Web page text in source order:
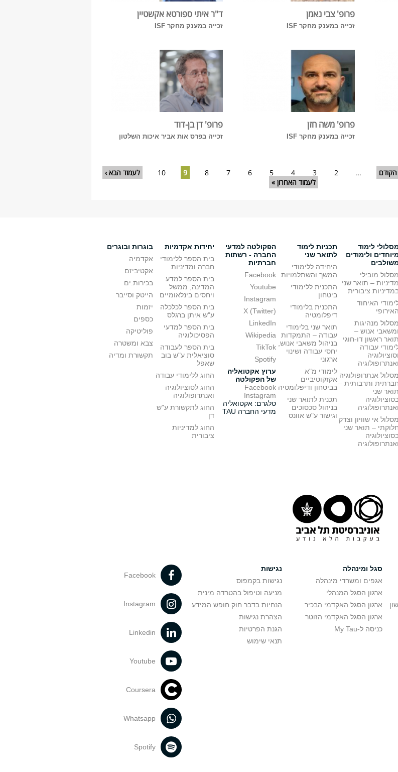
פרופ' צבי נאמן
זכייה במענק מחקר ISF
ד"ר איתי ספורטא אקשטיין
זכייה במענק מחקר ISF
פרופ' משה חזן
זכייה במענק מחקר ISF
פרופ' דן בן-דוד
זכייה בפרס אות אביר איכות השלטון
…
2
3
4
5
6
7
8
9
10
לעמוד הבא ›
לעמוד האחרון »
מסלולי לימוד
מיוחדים ולימודים
משולבים
מסלול מובילי
מדיניות – תואר שני
במדיניות ציבורית
האיחוד
האירופי
מסלול מנהיגות
ומשאבי אנוש –
תואר ראשון דו-חוגי
עבודה
וסוציולוגיה
ואנתרופולוגיה
מסלול אנתרופולוגיה
חברתית ותרבותית –
תואר שני
בסוציולוגיה
ואנתרופולוגיה
מסלול אי שוויון וצדק
חלוקתי – תואר שני
בסוציולוגיה
ואנתרופולוגיה
תכניות לימוד
לתואר שני
היחידה ללימודי
המשך והשתלמויות
התכנית ללימודי
ביטחון
התכנית בלימודי
דיפלומטיה
תואר שני בלימודי
עבודה – התמקדות
בניהול משאבי אנוש,
יחסי עבודה ושינוי
ארגוני
לימודי מ"א
אקזקוטיביים
בביטחון ודיפלומטיה
תכנית לתואר שני
בניהול סכסוכים
וגישור ע"ש אוונס
הפקולטה למדעי
החברה - רשתות
חברתיות
Facebook
Youtube
Instagram
X (Twitter)
LinkedIn
Wikipedia
TikTok
Spotify
ערוץ אקטואליה
של הפקולטה
Facebook
Instagram
טלגרם: אקטואליה
מדעי החברה TAU
יחידות אקדמיות
בית הספר ללימודי
חברה ומדיניות
בית הספר למדע
המדינה, ממשל
ויחסים בינלאומיים
בית הספר לכלכלה
ע"ש איתן ברגלס
בית הספר למדעי
הפסיכולוגיה
בית הספר לעבודה
סוציאלית ע"ש בוב
שאפל
החוג ללימודי עבודה
החוג לסוציולוגיה
ואנתרופולוגיה
החוג לתקשורת ע"ש
דן
החוג למדיניות
ציבורית
בוגרות ובוגרים
אקדמיה
אקטיביזם
בכירות.ים
הייטק וסייבר
יזמות
כספים
פוליטיקה
צבא ומשטרה
תקשורת ומדיה
סגל ומינהלה
אגפים ומשרדי מינהלה
ארגון הסגל המנהלי
ארגון הסגל האקדמי הבכיר
ארגון הסגל האקדמי הזוטר
כניסה ל-My Tau
נגישות
נגישות בקמפוס
מניעה וטיפול בהטרדה מינית
הנחיות בדבר חוק חופש המידע
הצהרת נגישות
הגנת הפרטיות
תנאי שימוש
Facebook
Instagram
Linkedin
Youtube
Coursera
Whatsapp
Spotify